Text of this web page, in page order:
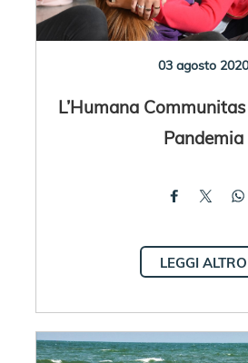
03 agosto 2020
L’Humana
Pandemia
LEGGI ALTRO